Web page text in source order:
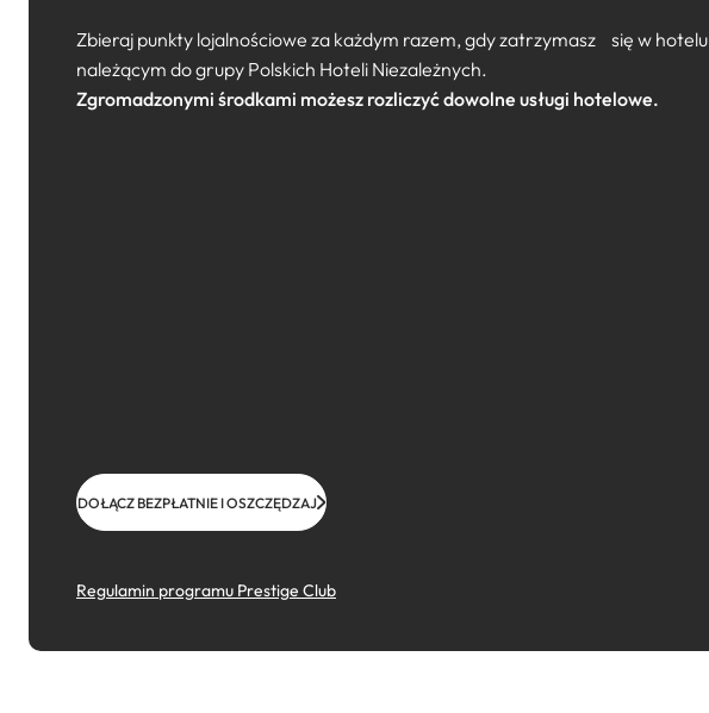
Zbieraj punkty lojalnościowe za każdym razem, gdy zatrzymasz się w hotelu
należącym do grupy Polskich Hoteli Niezależnych.
Zgromadzonymi środkami możesz rozliczyć dowolne usługi hotelowe.
DOŁĄCZ BEZPŁATNIE I OSZCZĘDZAJ
Regulamin programu Prestige Club